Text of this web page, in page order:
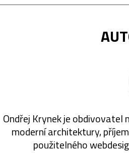
Ondřej Krynek je obdivovatel
moderní architektury,
použitelného